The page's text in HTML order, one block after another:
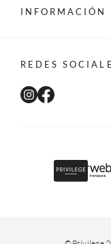
INFORMACIÓN
REDES